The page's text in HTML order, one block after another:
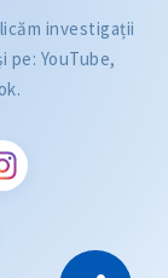
investigații
pe: YouTube,